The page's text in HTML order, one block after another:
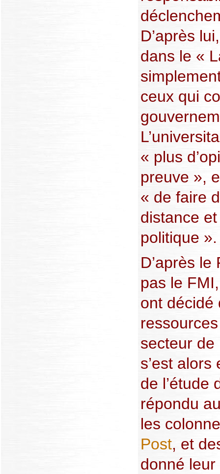
D’après
dans le «
ceux qui
« plus
preuve »,
« de faire
distance et
politique ».
D’après le
pas le
ont décidé
secteur de
s’est
de l’étude
répondu
les
Post, et
donné